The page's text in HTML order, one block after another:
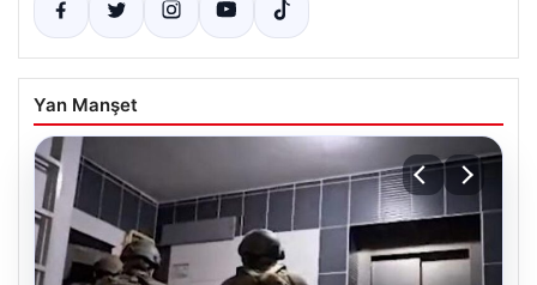
Yan Manşet